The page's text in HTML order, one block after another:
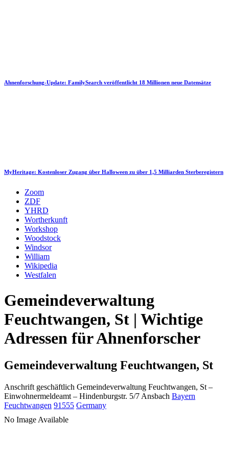
Ahnenforschung-Update: FamilySearch veröffentlicht 18 Millionen neue Datensätze
MyHeritage: Kostenloser Zugang über Halloween zu über 1,5 Milliarden Sterberegistern
Zoom
ZDF
YHRD
Wortherkunft
Workshop
Woodstock
Windsor
William
Wikipedia
Westfalen
Gemeindeverwaltung
Feuchtwangen, St | Wichtige
Adressen für Ahnenforscher
Gemeindeverwaltung Feuchtwangen, St
Anschrift geschäftlich Gemeindeverwaltung Feuchtwangen, St –
Einwohnermeldeamt – Hindenburgstr. 5/7 Ansbach Bayern
Feuchtwangen 91555 Germany
No Image Available